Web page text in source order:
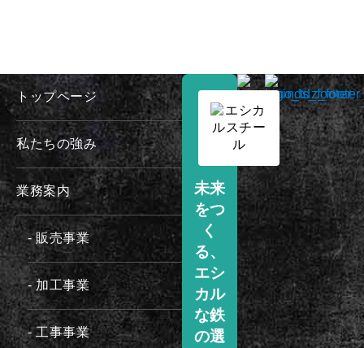
未来
をつ
く
る、
エシ
カル
な鉄
の選
トップページ
私たちの強み
業務案内
- 販売事業
- 加工事業
- 工事事業